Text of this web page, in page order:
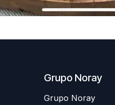
Grupo Noray
Grupo Noray